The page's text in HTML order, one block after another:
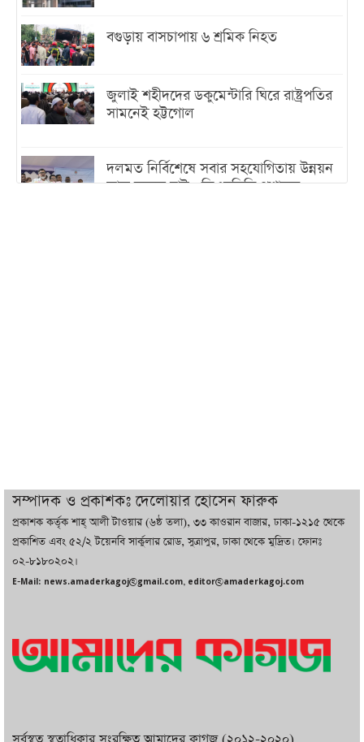
বগুড়ায় বাসচাপায় ৬ শ্রমিক নিহত
জুলাই শহীদদের ডকুমেন্টারি ঘিরে রাষ্ট্রপতির
সামনেই হট্টগোল
দলমত নির্বিশেষে সবার সহযোগিতায় উন্নয়ন
কাজ করতে চাই : ডিএনসিসি প্রশাসক
বাজারে কাঁচা মরিচে ‘আগুন’, ‘এত দাম তো
আগে দেখিনি’
সম্পাদক ও প্রকাশকঃ দেলোয়ার হোসেন ফারুক
প্রকাশক কর্তৃক শাহ্ আলী টাওয়ার (৬ষ্ঠ তলা), ৩৩ কাওরান বাজার, ঢাকা-১২১৫ থেকে
প্রকাশিত এবং ৫২/২ টয়েনবি সার্কুলার রোড, সুত্রাপুর, ঢাকা থেকে মুদ্রিত। ফোনঃ
০২-৮১৮০২০২।
E-Mail: news.amaderkagoj@gmail.com, editor@amaderkagoj.com